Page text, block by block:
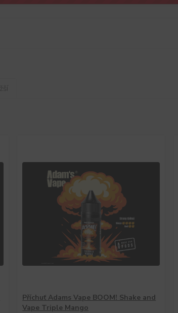
Příchuť Adams Vape BOOM! Shake and
Vape Triple Mango